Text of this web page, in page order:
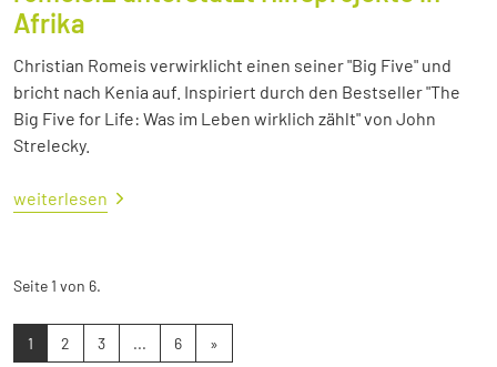
Afrika
Christian Romeis verwirklicht einen seiner "Big Five" und
bricht nach Kenia auf. Inspiriert durch den Bestseller "The
Big Five for Life: Was im Leben wirklich zählt" von John
Strelecky.
weiterlesen
Seite 1 von 6.
1 2 3 ... 6 »